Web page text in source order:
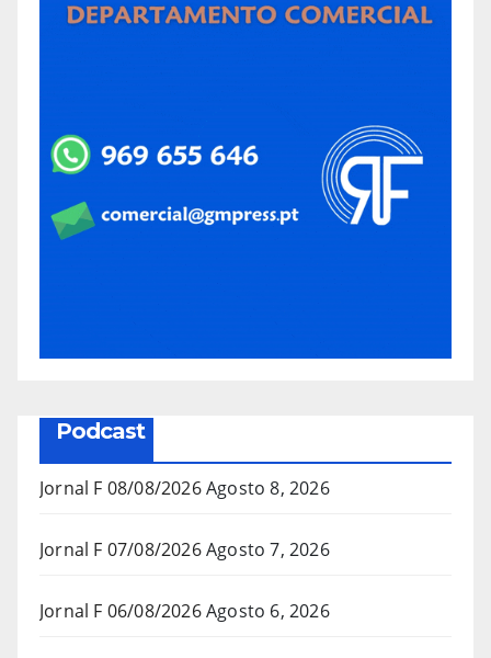
Podcast
Jornal F 08/08/2026Agosto 8, 2026
Jornal F 07/08/2026Agosto 7, 2026
Jornal F 06/08/2026Agosto 6, 2026